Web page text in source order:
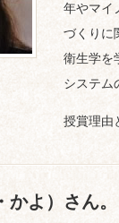
年やマイ
づくりに
衛生学を
システム
授賞理由
よ）さん。